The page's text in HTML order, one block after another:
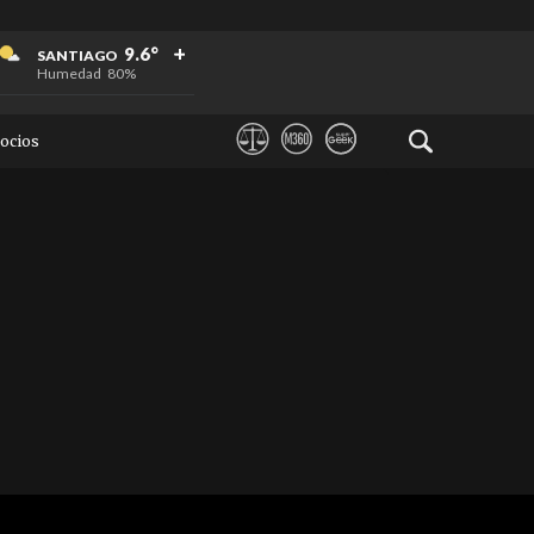
SANTIAGO 9.6°
Humedad 80%
+
+
+